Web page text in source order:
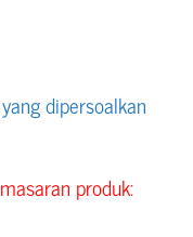
dipersoalkan
produk: